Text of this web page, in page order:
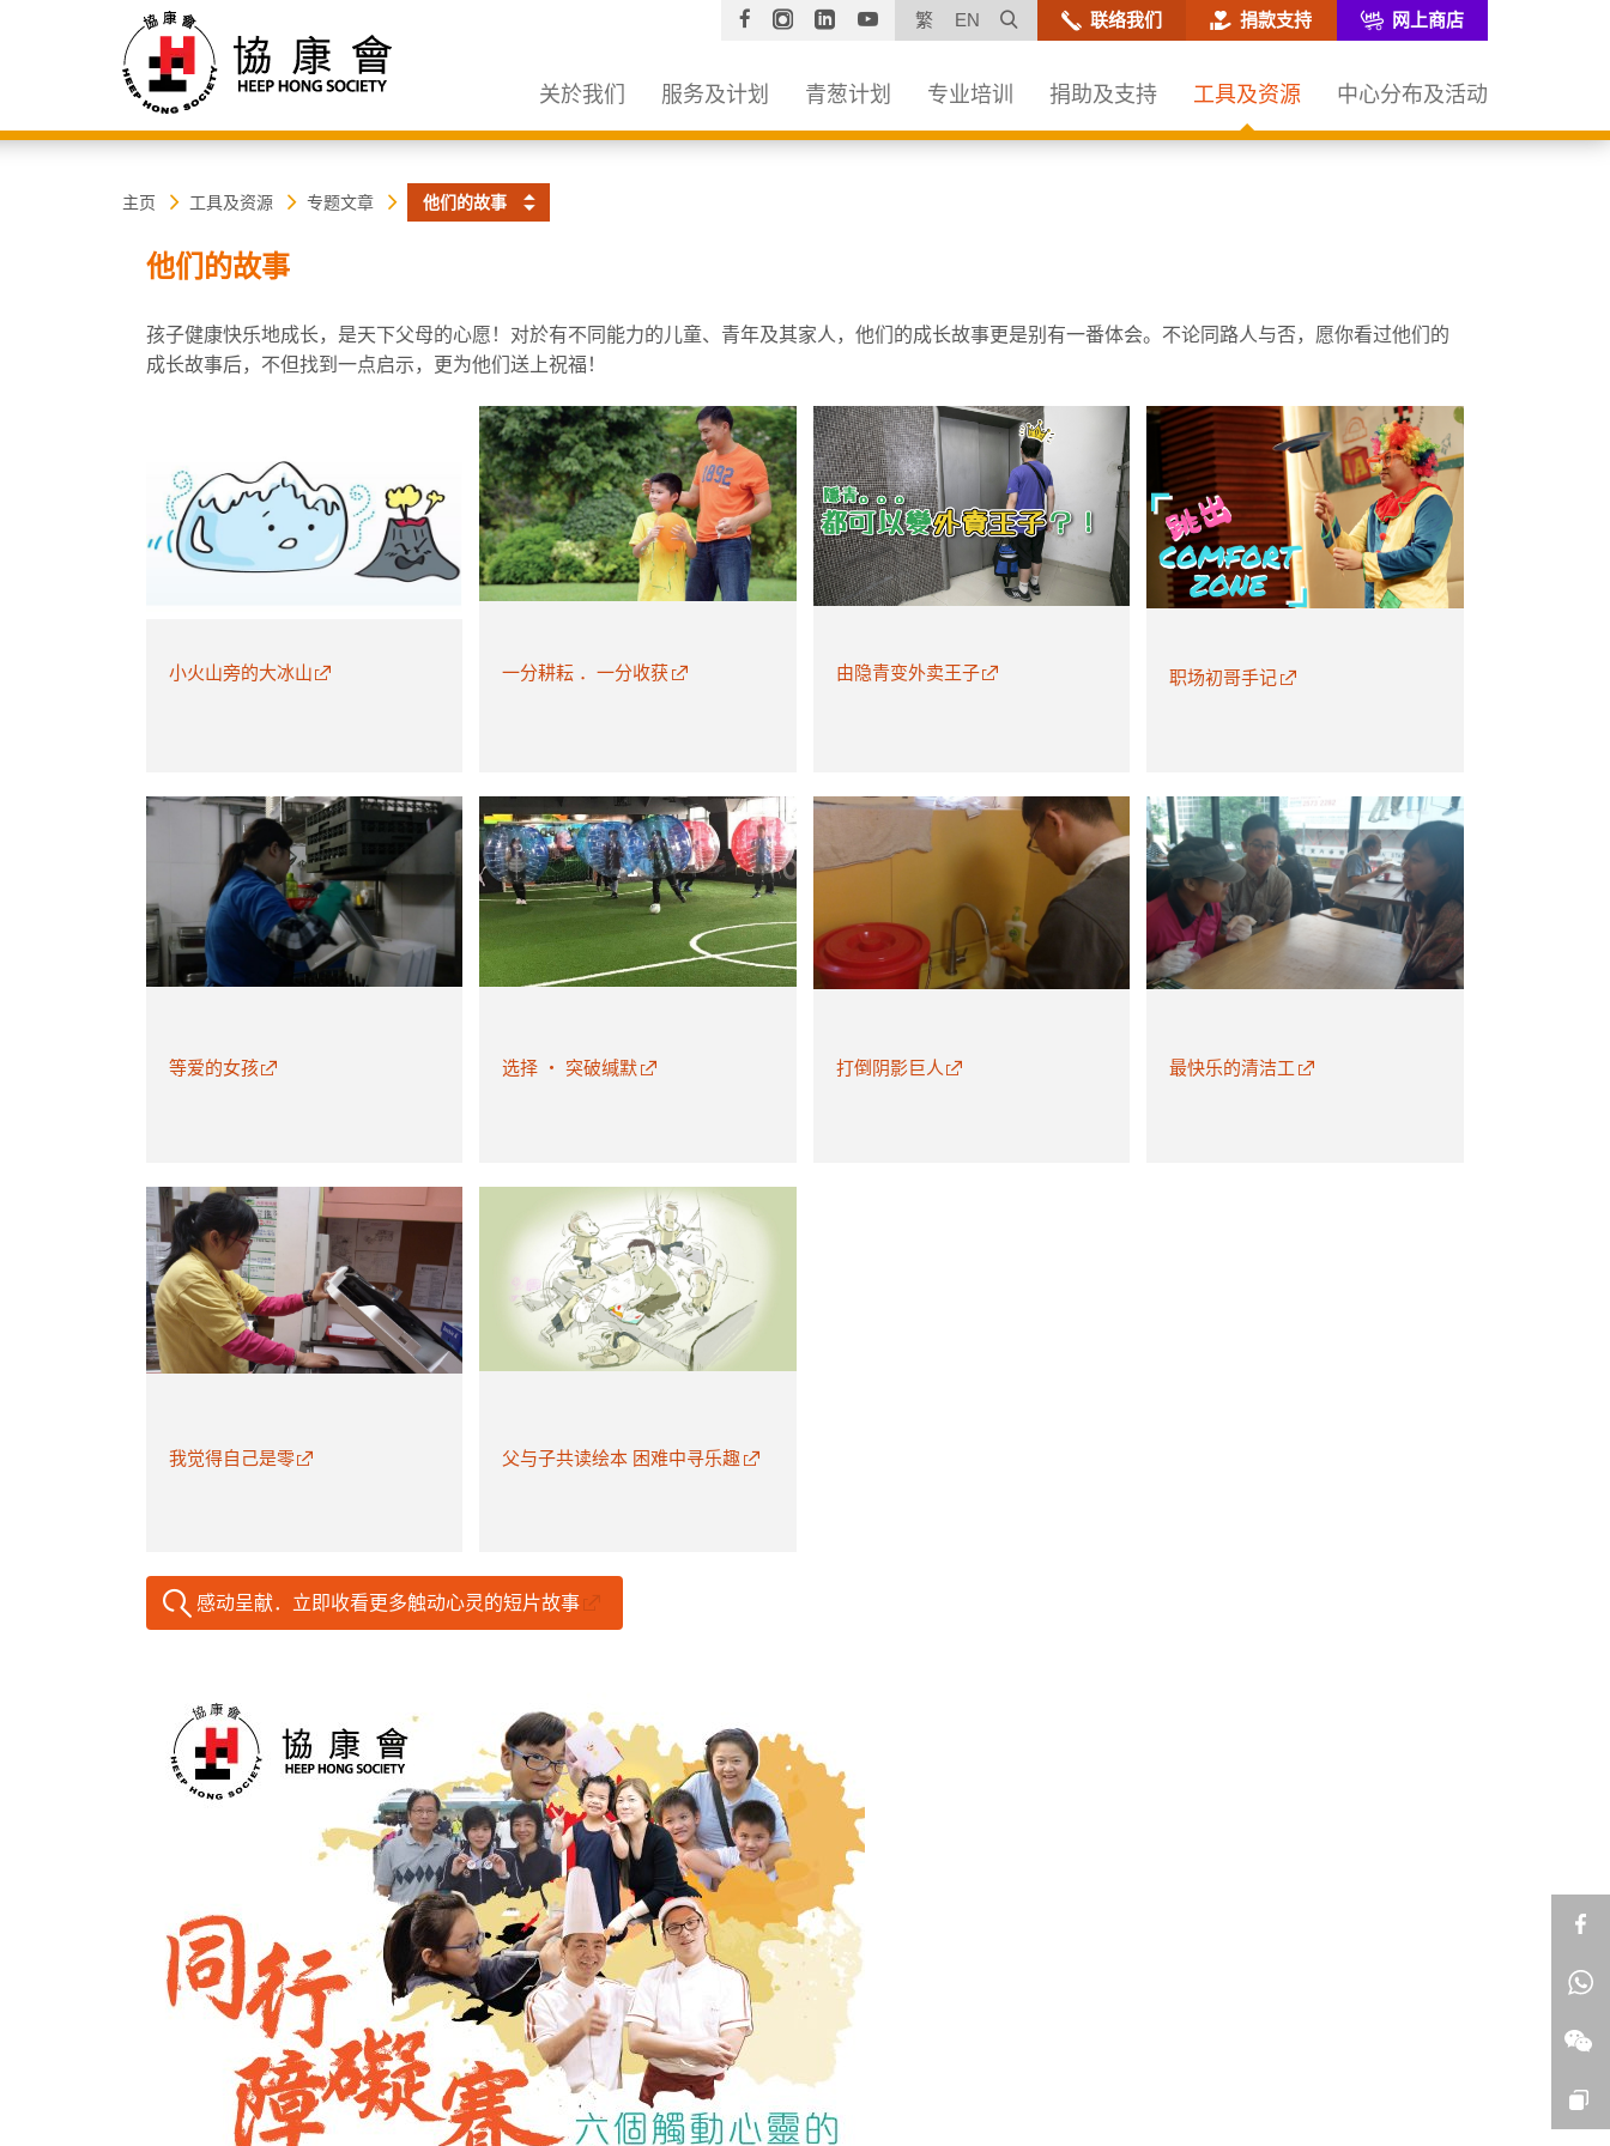
FacebookInstagram
LinkedinYouTube
繁 EN 打开网站搜寻框
联络我们 捐款支持 网上商店
关於我们 服务及计划 青葱计划 专业培训 捐助及支持 工具及资源 中心分布及活动
主页 工具及资源 专题文章 他们的故事
他们的故事
孩子健康快乐地成长，是天下父母的心愿！对於有不同能力的儿童、青年及其家人，他们的成长故事更是别有一番体会。不论同路人与否，愿你看过他们的
成长故事后，不但找到一点启示，更为他们送上祝福！
小火山旁的大冰山 一分耕耘 ．一分收获 由隐青变外卖王子 职场初哥手记
等爱的女孩 选择 ・ 突破缄默 打倒阴影巨人 最快乐的清洁工
我觉得自己是零 父与子共读绘本 困难中寻乐趣
感动呈献．立即收看更多触动心灵的短片故事